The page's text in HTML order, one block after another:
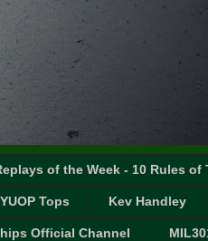
of the Week - 10 Rules of
YUOP Tops Kev Handley
Official Channel